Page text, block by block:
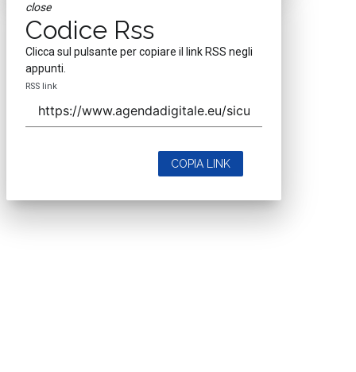
close
Codice Rss
Clicca sul pulsante per copiare il link RSS negli
appunti.
RSS link
COPIA LINK